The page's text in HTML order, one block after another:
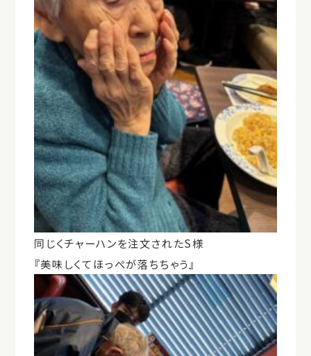
同じくチャーハンを注文されたS様
『美味しくてほっぺが落ちちゃう』